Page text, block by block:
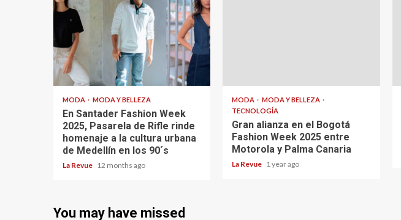
MODA MODA Y BELLEZA
En Santader Fashion Week
2025, Pasarela de Rifle rinde
homenaje a la cultura urbana
de Medellín en los 90´s
La Revue 12 months ago
MODA
MODA Y BELLEZA
TECNOLOGÍA
Gran alianza en el Bogotá
Fashion Week 2025 entre
Motorola y Palma Canaria
La Revue 1 year ago
You may have missed